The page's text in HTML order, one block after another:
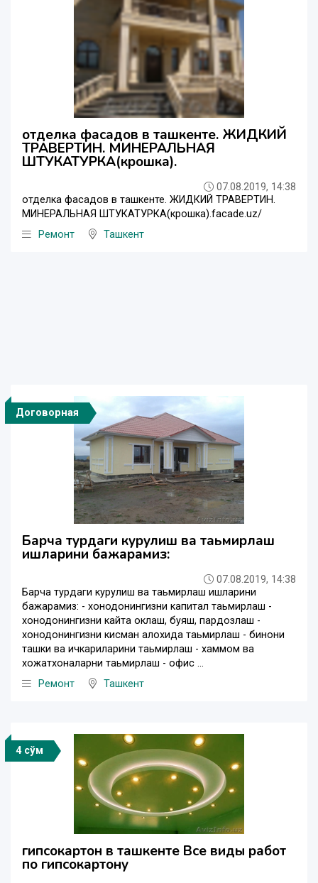
отделка фасадов в ташкенте. ЖИДКИЙ
ТРАВЕРТИН. МИНЕРАЛЬНАЯ
ШТУКАТУРКА(крошка).
07.08.2019, 14:38
отделка фасадов в ташкенте. ЖИДКИЙ ТРАВЕРТИН.
МИНЕРАЛЬНАЯ ШТУКАТУРКА(крошка).facade.uz/
Ремонт
Ташкент
Договорная
Барча турдаги курулиш ва таьмирлаш
ишларини бажарамиз:
07.08.2019, 14:38
Барча турдаги курулиш ва таьмирлаш ишларини
бажарамиз: - хонодонингизни капитал таьмирлаш -
хонодонингизни кайта оклаш, буяш, пардозлаш -
хонодонингизни кисман алохида таьмирлаш - бинони
ташки ва ичкариларини таьмирлаш - хаммом ва
хожатхоналарни таьмирлаш - офис ...
Ремонт
Ташкент
4 сўм
гипсокартон в ташкенте Все виды работ
по гипсокартону